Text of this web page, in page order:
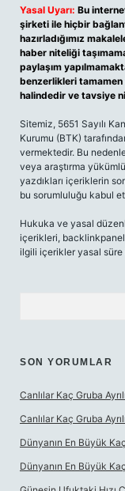
Yasal Uyarı: Bu
şirketi ile hiçbir
hazırladığımız
haber niteliği
paylaşım
benzerlikleri
halindedir ve tavsiye
Sitemiz, 5651 Sayılı
Kurumu (BTK)
vermektedir. Bu
veya araştırma
yazdıkları içeriklerin
bu sorumluluğu kabul
Hukuka ve yasal
içerikleri,
ilgili içerikler yasal süre
SON YORUMLAR
Canlılar Kaç Gruba
Canlılar Kaç Gruba
Dünyanın En Büyük
Dünyanın En Büyük